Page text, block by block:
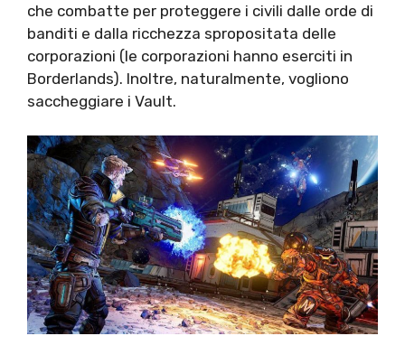
che combatte per proteggere i civili dalle orde di
banditi e dalla ricchezza spropositata delle
corporazioni (le corporazioni hanno eserciti in
Borderlands). Inoltre, naturalmente, vogliono
saccheggiare i Vault.